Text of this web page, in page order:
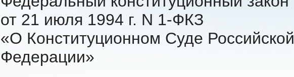
от 21 июля 1994 г. N 1-ФКЗ
«О Конституционном Суде Российской
Федерации»